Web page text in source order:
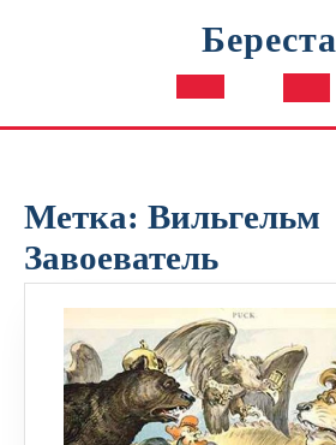
Береста
Кнопка
Метка: Вильгельм
Завоеватель